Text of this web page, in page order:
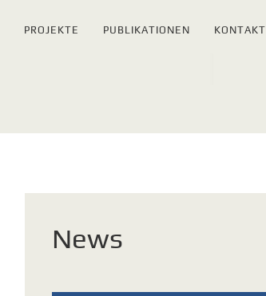
PROJEKTE PUBLIKATIONEN KONTAKT
News